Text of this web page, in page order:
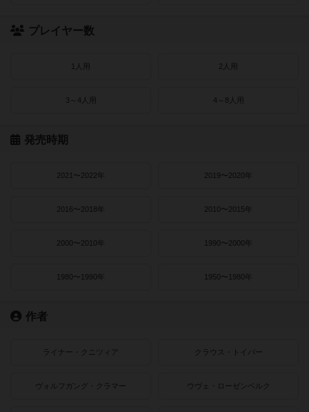
プレイヤー数
1人用 2人用
3～4人用 4～8人用
発売時期
2021〜2022年 2019〜2020年
2016〜2018年 2010〜2015年
2000〜2010年 1990〜2000年
1980〜1990年 1950〜1980年
作者
ライナー・クニツィア クラウス・トイバー
ヴォルフガング・クラマー ウヴェ・ローゼンベルク